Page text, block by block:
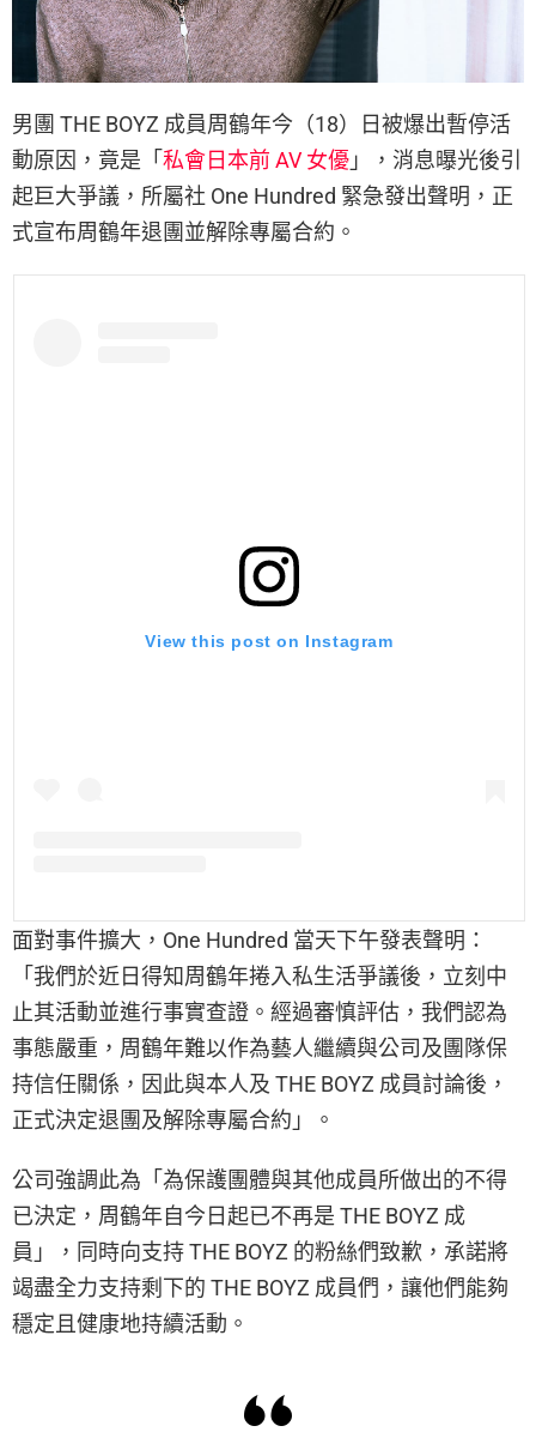
男團 THE BOYZ 成員周鶴年今（18）日被爆出暫停活
動原因，竟是「 私會日本前 AV 女優 」，消息曝光後引
起巨大爭議，所屬社 One Hundred 緊急發出聲明，正
式宣布周鶴年退團並解除專屬合約。
View this post on Instagram
面對事件擴大，One Hundred 當天下午發表聲明：
「我們於近日得知周鶴年捲入私生活爭議後，立刻中
止其活動並進行事實查證。經過審慎評估，我們認為
事態嚴重，周鶴年難以作為藝人繼續與公司及團隊保
持信任關係，因此與本人及 THE BOYZ 成員討論後，
正式決定退團及解除專屬合約」。
公司強調此為「為保護團體與其他成員所做出的不得
已決定，周鶴年自今日起已不再是 THE BOYZ 成
員」，同時向支持 THE BOYZ 的粉絲們致歉，承諾將
竭盡全力支持剩下的 THE BOYZ 成員們，讓他們能夠
穩定且健康地持續活動。